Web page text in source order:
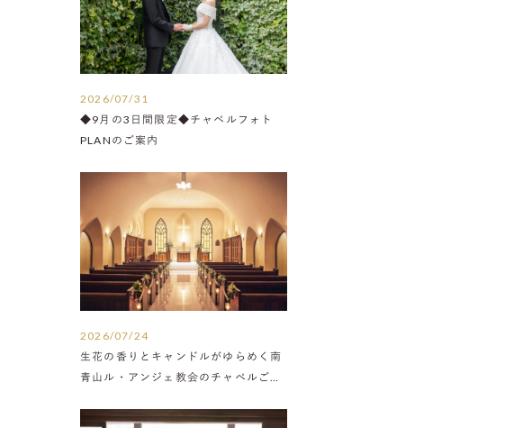
2026/07/31
◆9月の3日間限定◆チャペルフォト
PLANのご案内
2026/07/24
生花の香りとキャンドルがゆらめく南
青山ル・アンジェ教会のチャペルご紹